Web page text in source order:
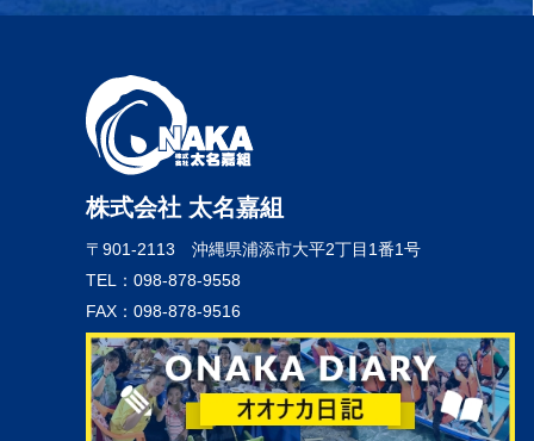
株式会社 太名嘉組
〒901-2113 沖縄県浦添市大平2丁目1番1号
TEL：098-878-9558
FAX：098-878-9516